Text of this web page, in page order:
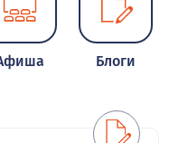
Блоги